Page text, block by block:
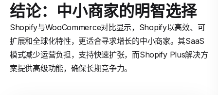
结论：中小商家的明智选择
Shopify与WooCommerce对比显示，Shopify以高效、可
扩展和全球化特性，更适合寻求增长的中小商家。其SaaS
模式减少运营负担，支持快速扩张，而Shopify Plus解决方
案提供高级功能，确保长期竞争力。